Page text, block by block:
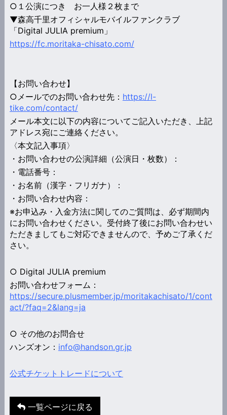
○１公演につき お一人様２枚まで
▼森高千里オフィシャルモバイルファンクラブ
「Digital JULIA premium」
https://fc.moritaka-chisato.com/
【お問い合わせ】
○メールでのお問い合わせ先： https://l-
tike.com/contact/
メール本文に以下の内容についてご記入いただき、上記
アドレス宛にご連絡ください。
〈本文記入事項〉
・お問い合わせの公演詳細（公演日・枚数）：
・電話番号：
・お名前（漢字・フリガナ）：
・お問い合わせ内容：
※お申込み・入金方法に関してのご質問は、必ず期間内
にお問い合わせください。受付終了後にお問い合わせい
ただきましてもご対応できませんので、予めご了承くだ
さい。
○ Digital JULIA premium
お問い合わせフォーム：
https://secure.plusmember.jp/moritakachisato/1/cont
act/?faq=2&lang=ja
○ その他のお問合せ
ハンズオン： info@handson.gr.jp
公式チケットトレードについて
一覧ページに戻る